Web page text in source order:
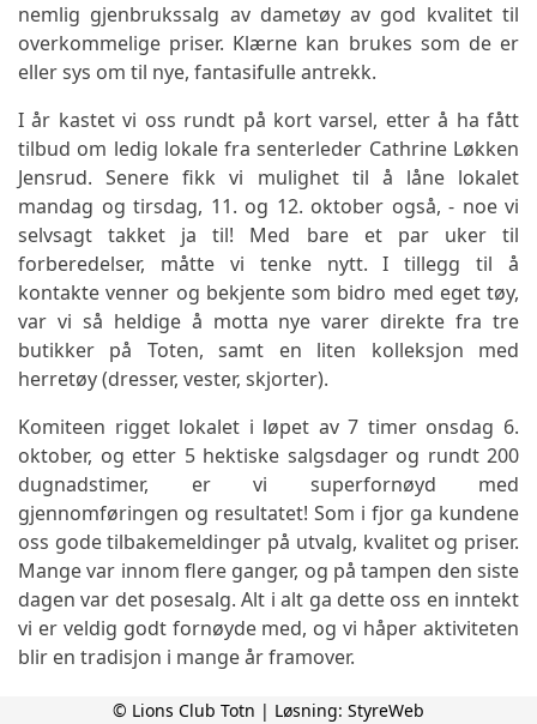
nemlig gjenbrukssalg av dametøy av god kvalitet til
overkommelige priser. Klærne kan brukes som de er
eller sys om til nye, fantasifulle antrekk.
I år kastet vi oss rundt på kort varsel, etter å ha fått
tilbud om ledig lokale fra senterleder Cathrine Løkken
Jensrud. Senere fikk vi mulighet til å låne lokalet
mandag og tirsdag, 11. og 12. oktober også, - noe vi
selvsagt takket ja til! Med bare et par uker til
forberedelser, måtte vi tenke nytt. I tillegg til å
kontakte venner og bekjente som bidro med eget tøy,
var vi så heldige å motta nye varer direkte fra tre
butikker på Toten, samt en liten kolleksjon med
herretøy (dresser, vester, skjorter).
Komiteen rigget lokalet i løpet av 7 timer onsdag 6.
oktober, og etter 5 hektiske salgsdager og rundt 200
dugnadstimer, er vi superfornøyd med
gjennomføringen og resultatet! Som i fjor ga kundene
oss gode tilbakemeldinger på utvalg, kvalitet og priser.
Mange var innom flere ganger, og på tampen den siste
dagen var det posesalg. Alt i alt ga dette oss en inntekt
vi er veldig godt fornøyde med, og vi håper aktiviteten
blir en tradisjon i mange år framover.
Midlene går til gode saker og prosjekter; hovedsakelig
© Lions Club Totn | Løsning: StyreWeb